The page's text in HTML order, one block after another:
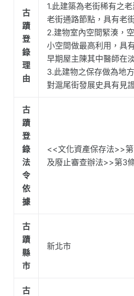
古
蹟
登
錄
理
由
1.此建築為老街稀有之
老街通路節點，具有老
2.建物室內空間緊湊，
小空間做最高利用，具
早期屋主陳其中醫師在
3.此建物之保存做為地
對滬尾街發展史具有見
古
蹟
登
錄
法
令
依
據
<<文化資產保存法>>
及廢止審查辦法>>第3
古
蹟
縣
市
新北市
古